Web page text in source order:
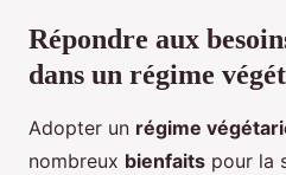
Répondre aux
dans un régime
Adopter un régime
nombreux bienfaits pour la